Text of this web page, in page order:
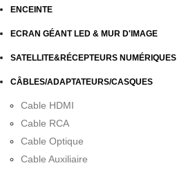
ENCEINTE
ECRAN GÉANT LED & MUR D'IMAGE
SATELLITE&RÉCEPTEURS NUMÉRIQUES
CÂBLES/ADAPTATEURS/CASQUES
Cable HDMI
Cable RCA
Cable Optique
Cable Auxiliaire